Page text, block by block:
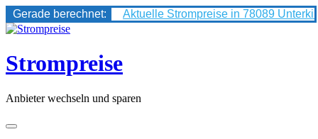
Gerade berechnet:
Aktuelle Strompreise in 78089
Skip
content
Strompreise
Anbieter wechseln und sparen